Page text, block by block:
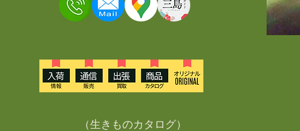
（生きものカタログ）